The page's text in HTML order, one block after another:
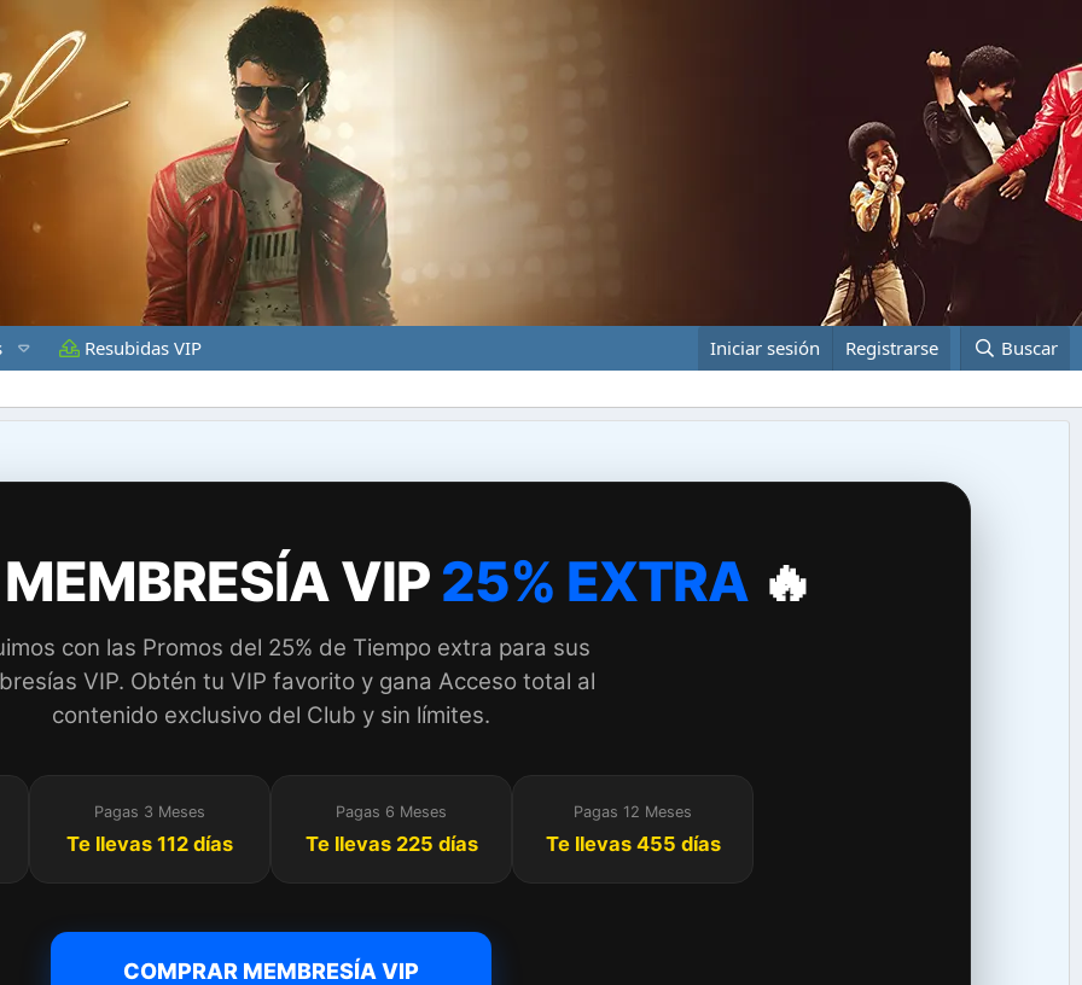
Resubidas VIP Iniciar sesión Registrarse Buscar
VIP25% EXTRA🔥
con las Promos del 25% de Tiempo extra para sus
VIP. Obtén tu VIP favorito y gana Acceso total al
contenido exclusivo del Club y sin límites.
Pagas 3 Meses
Te llevas 112 días
Pagas 6 Meses
Te llevas 225 días
Pagas 12 Meses
Te llevas 455 días
COMPRAR MEMBRESÍA VIP